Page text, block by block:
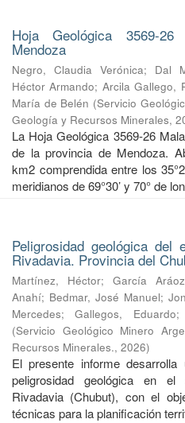
Hoja Geológica 3569-
Mendoza
Negro, Claudia Verónica; Dal
Héctor Armando; Arcila Gallego,
María de Belén (Servicio
Geología y Recursos Minerales,
La Hoja Geológica 3569-26
de la provincia de Mendoza.
km2 comprendida entre los
meridianos de 69°30’ y 70° de
Peligrosidad geológica del
Rivadavia. Provincia del
Martínez, Héctor; García
Anahí; Bedmar, José Manuel;
Mercedes;Gallegos, Eduardo
(Servicio Geológico Minero
Recursos Minerales., 2026)
El presente informe
peligrosidad geológica en
Rivadavia (Chubut), con el
técnicas para la planificación